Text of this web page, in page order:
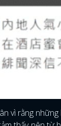
vì rằng